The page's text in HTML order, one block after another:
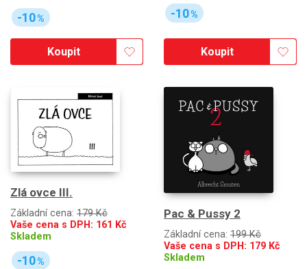
-10%
Koupit
-10%
Koupit
Zlá ovce III.
Základní cena: 179 Kč
Vaše cena s DPH: 161 Kč
Skladem
-10%
Pac & Pussy 2
Základní cena: 199 Kč
Vaše cena s DPH: 179 Kč
Skladem